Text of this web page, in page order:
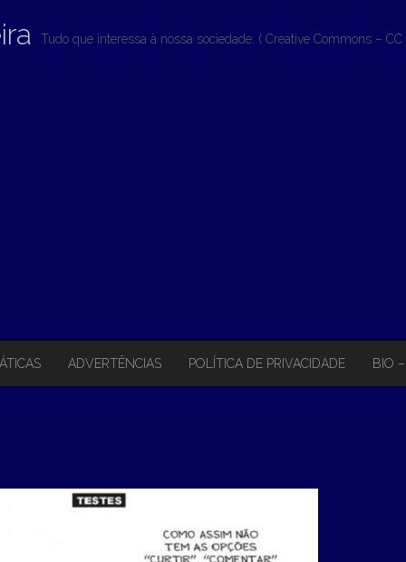
Tudo que interessa à nossa sociedade. ( Creative Commons – CC
ADVERTÊNCIAS POLÍTICA DE PRIVACIDADE BIO